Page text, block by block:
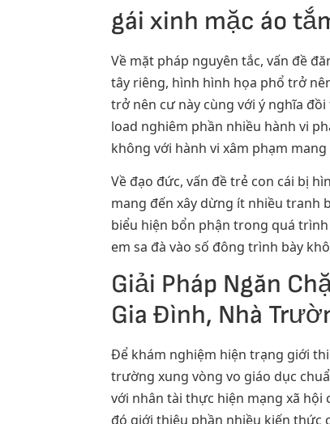
gái xinh mặc áo
Về mặt pháp nguyên tắc, vấn đề
tây riêng, hình hình họa phổ trở
trở nên cư này cùng với ý nghĩa
load nghiêm phần nhiều hành vi
không với hành vi xâm phạm
Về đạo đức, vấn đề trẻ con cái bị
mang đến xây dừng ít nhiều tranh
biểu hiện bổn phận trong quá
em sa đà vào số đông trình bày
Giải Pháp Ngăn
Gia Đình, Nhà
Để khám nghiệm hiện trạng giới
trường xung vòng vo giáo dục
với nhân tài thực hiện mạng xã hội
đó giới thiệu phần nhiều kiến thức